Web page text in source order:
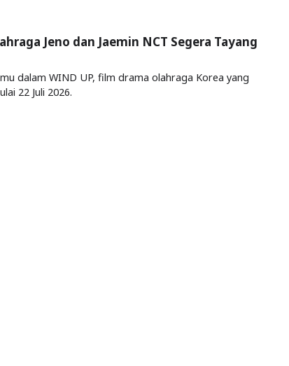
Jeno dan Jaemin NCT Segera Tayang
dalam WIND UP, film drama olahraga Korea yang
22 Juli 2026.